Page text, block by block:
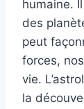
humaine.
des
peut
forces,
vie.
la